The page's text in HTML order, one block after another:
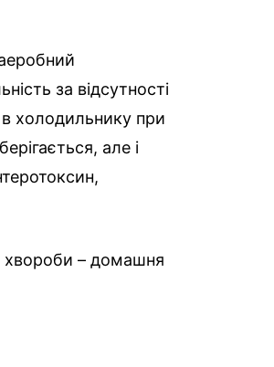
за відсутності
холодильнику при
але і
хвороби – домашня